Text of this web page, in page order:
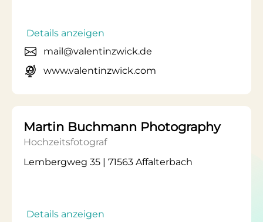
Details anzeigen
mail@valentinzwick.de
www.valentinzwick.com
Martin Buchmann Photography
Hochzeitsfotograf
Lembergweg 35 | 71563 Affalterbach
Details anzeigen